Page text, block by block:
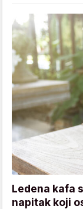
Ledena kafa
napitak koji